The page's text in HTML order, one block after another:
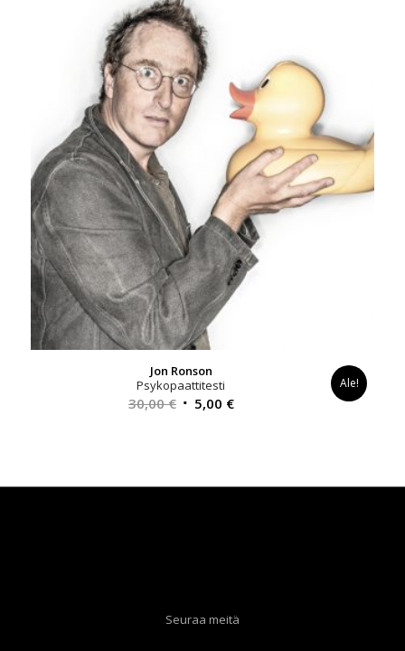
Jon Ronson
Psykopaattitesti
30,00€ Alkuperäinen
5,00 €Nykyinen
Ale!
Seuraa meitä